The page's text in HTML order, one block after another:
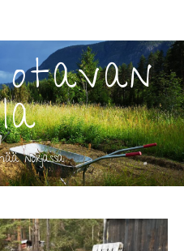
norjassa